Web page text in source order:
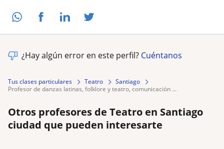
¿Hay algún error en este perfil? Cuéntanos
Tus clases particulares Teatro
Santiago
profesor de danzas latinas, folklore y teatro, comunicación ...
Otros profesores de Teatro en Santiago
ciudad que pueden interesarte